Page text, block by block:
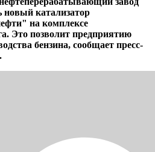
катализатор
на комплексе
Это позволит предприятию
бензина, сообщает пресс-